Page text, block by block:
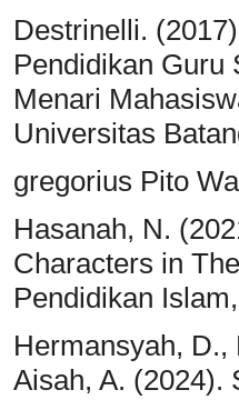
Destrinelli.
Pendidikan Guru
Menari
Universitas
gregorius Pito
Hasanah, N.
Characters in
Pendidikan
Hermansyah,
Aisah, A. (2024).